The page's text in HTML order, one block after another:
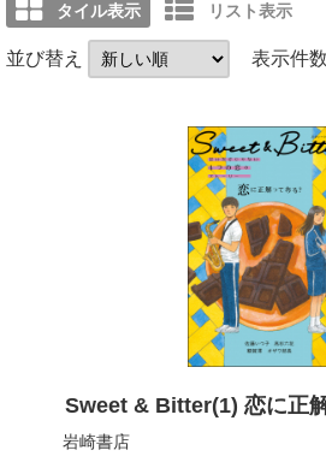
タイル表示 リスト表示
並び替え 表示件数
Sweet & Bitter(1) 恋に正
岩崎書店